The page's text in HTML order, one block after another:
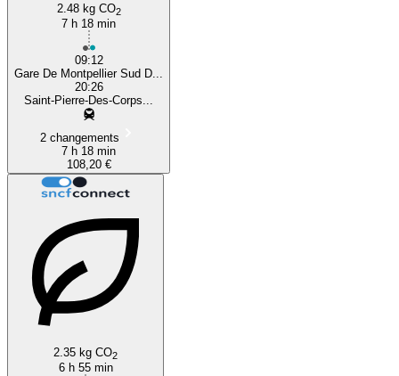
2.48 kg CO2
7 h 18 min
09:12
Gare De Montpellier Sud D...
20:26
Saint-Pierre-Des-Corps...
2 changements
7 h 18 min
108,20 €
2.35 kg CO2
6 h 55 min